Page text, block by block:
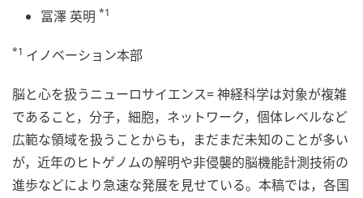
冨澤 英明 *1
*1 イノベーション本部
脳と心を扱うニューロサイエンス= 神経科学は対象が複雑
であること，分子，細胞，ネットワーク，個体レベルなど
広範な領域を扱うことからも，まだまだ未知のことが多い
が，近年のヒトゲノムの解明や非侵襲的脳機能計測技術の
進歩などにより急速な発展を見せている。本稿では，各国